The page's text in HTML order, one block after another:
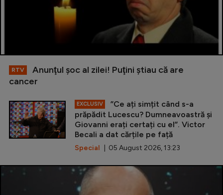
RTV
Anunţul şoc al zilei! Puţini ştiau că are
cancer
EXCLUSIV
”Ce ați simțit când s-a
prăpădit Lucescu? Dumneavoastră și
Giovanni erați certați cu el”. Victor
Becali a dat cărțile pe față
Special | 05 August 2026, 13:23